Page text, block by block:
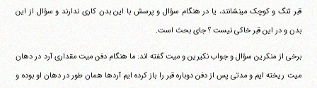
قبر تنگ و کوچک می‎نشانند، یا در هنگام سؤال و پرسش با این بدن کاری ندارند و سؤال از این
بدن و در این قبر خاکی نیست ؟ جای بحث است.
برخی از منکرین سؤال و جواب نکیرین و میت گفته اند: ما هنگام دفن میت مقداری آرد در دهان
میت ریخته ایم و مدتی پس از دفن دوباره قبر را باز کرده ایم آردها همان طور در دهان او بوده و